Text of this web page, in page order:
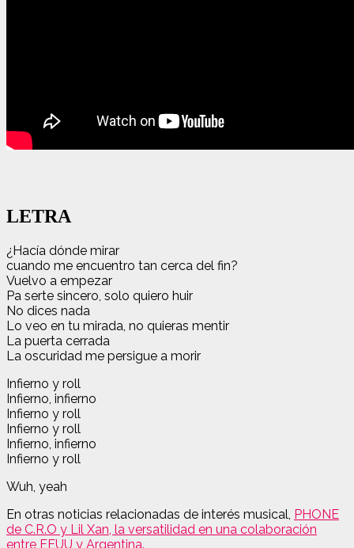
LETRA
¿Hacía dónde mirar
cuando me encuentro tan cerca del fin?
Vuelvo a empezar
Pa serte sincero, solo quiero huir
No dices nada
Lo veo en tu mirada, no quieras mentir
La puerta cerrada
La oscuridad me persigue a morir
Infierno y roll
Infierno, infierno
Infierno y roll
Infierno y roll
Infierno, infierno
Infierno y roll
Wuh, yeah
En otras noticias relacionadas de interés musical, PHONE
de C.R.O y Lil Xan, la versatilidad en una colaboración
entre EEUU y Argentina.